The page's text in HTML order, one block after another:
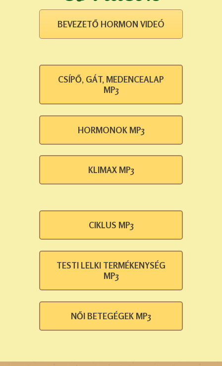
BEVEZETŐ HORMON VIDEÓ
CSÍPŐ, GÁT, MEDENCEALAP
MP3
HORMONOK MP3
KLIMAX MP3
CIKLUS MP3
TESTI LELKI TERMÉKENYSÉG
MP3
NŐI BETEGÉGEK MP3